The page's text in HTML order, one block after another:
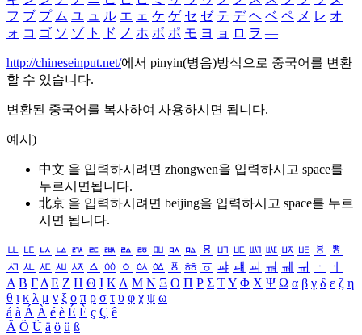
フ ブ プ ム ユ ュ ル エ ェ ケ ゲ セ ゼ テ デ ヘ ベ ペ メ レ オ
ォ コ ゴ ソ ゾ ト ド ノ ホ ボ ポ モ ヨ ョ ロ ヲ ―
http://chineseinput.net/에서 pinyin(병음)방식으로 중국어를 변환
할 수 있습니다.
변환된 중국어를 복사하여 사용하시면 됩니다.
예시)
中文 을 입력하시려면 zhongwen을 입력하시고 space를
누르시면됩니다.
北京 을 입력하시려면 beijing을 입력하시고 space를 누르
시면 됩니다.
ㅥ ㅦ ㅧ ㅨ ㅩ ㅪ ㅫ ㅬ ㅭ ㅮ ㅯ ㅰ ㅱ ㅲ ㅳ ㅴ ㅵ ㅶ ㅷ ㅸ
ㅹ
ㅺ ㅻ ㅼ ㅽ ㅾ ㅿ ㆀ ㆁ ㆂ ㆃ ㆄ ㆅ ㆆ ㆇ ㆈ ㆉ ㆊ ㆋ ㆌ ㆍ
ㆎ
Α Β ΓΔ Ε Ζ Η Θ Ι ΚΛ Μ Ν Ξ Ο Π Ρ Σ ΤΥ Φ Χ Ψ Ω α β γ δ ε ζ η
θ ι κ λ μ ν ξ ο π ρ σ τ υ φ χ ψ ω
á à Á À é è É È ç Ç ê
Ä Ö Ü ä ö ü ß